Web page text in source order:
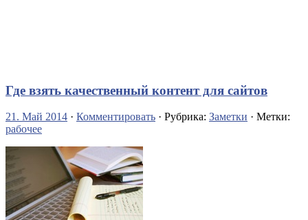
Где взять качественный контент для сайтов
21. Май 2014 · Комментировать · Рубрика: Заметки · Метки:
рабочее